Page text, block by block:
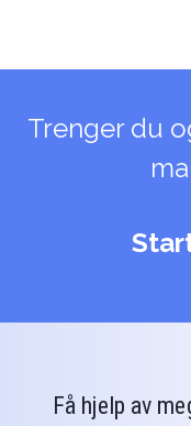
Trenger du
Få hjelp av